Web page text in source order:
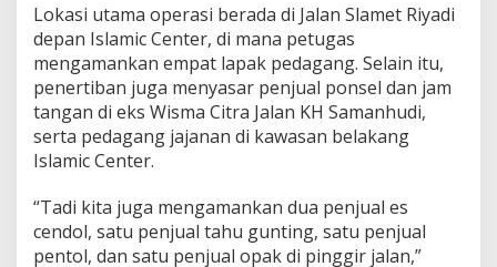
Lokasi utama operasi berada di Jalan Slamet Riyadi
depan Islamic Center, di mana petugas
mengamankan empat lapak pedagang. Selain itu,
penertiban juga menyasar penjual ponsel dan jam
tangan di eks Wisma Citra Jalan KH Samanhudi,
serta pedagang jajanan di kawasan belakang
Islamic Center.
“Tadi kita juga mengamankan dua penjual es
cendol, satu penjual tahu gunting, satu penjual
pentol, dan satu penjual opak di pinggir jalan,”